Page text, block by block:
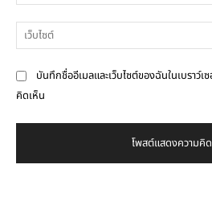
บันทึกชื่ออีเมลและเว็บไซต์ของฉันในเบราว์
คิดเห็น